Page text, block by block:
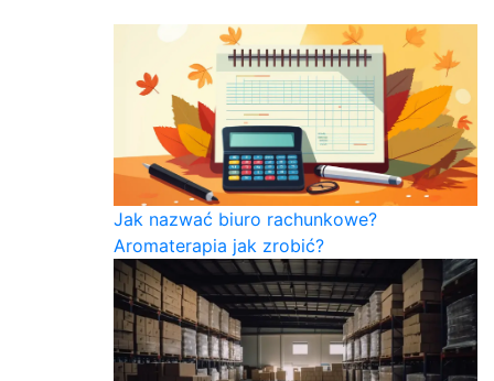
Jak nazwać biuro rachunkowe?
Aromaterapia jak zrobić?